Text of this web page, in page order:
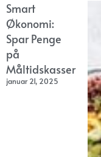
Smart
Økonomi:
Spar Penge
på
Måltidskasser
januar 21, 2025